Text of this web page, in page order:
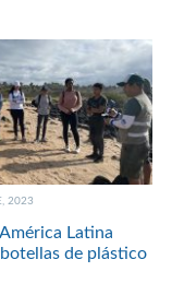
2023
Latina
de plástico